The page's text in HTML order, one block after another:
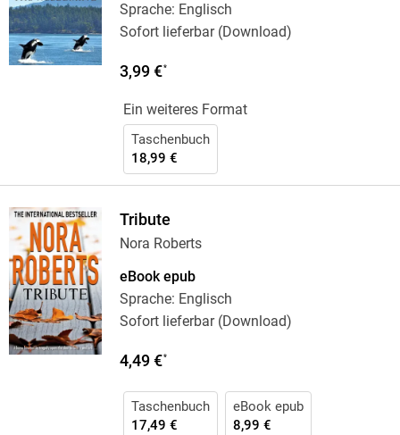
Sprache: Englisch
Sofort lieferbar (Download)
3,99 €*
Ein weiteres Format
Taschenbuch
18,99 €
Tribute
Nora Roberts
eBook epub
Sprache: Englisch
Sofort lieferbar (Download)
4,49 €*
Taschenbuch
17,49 €
eBook epub
8,99 €